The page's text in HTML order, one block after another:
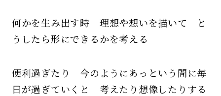
何かを生み出す時 理想や想いを描いて と
うしたら形にできるかを考える
便利過ぎたり 今のようにあっという間に毎
日が過ぎていくと 考えたり想像したりする